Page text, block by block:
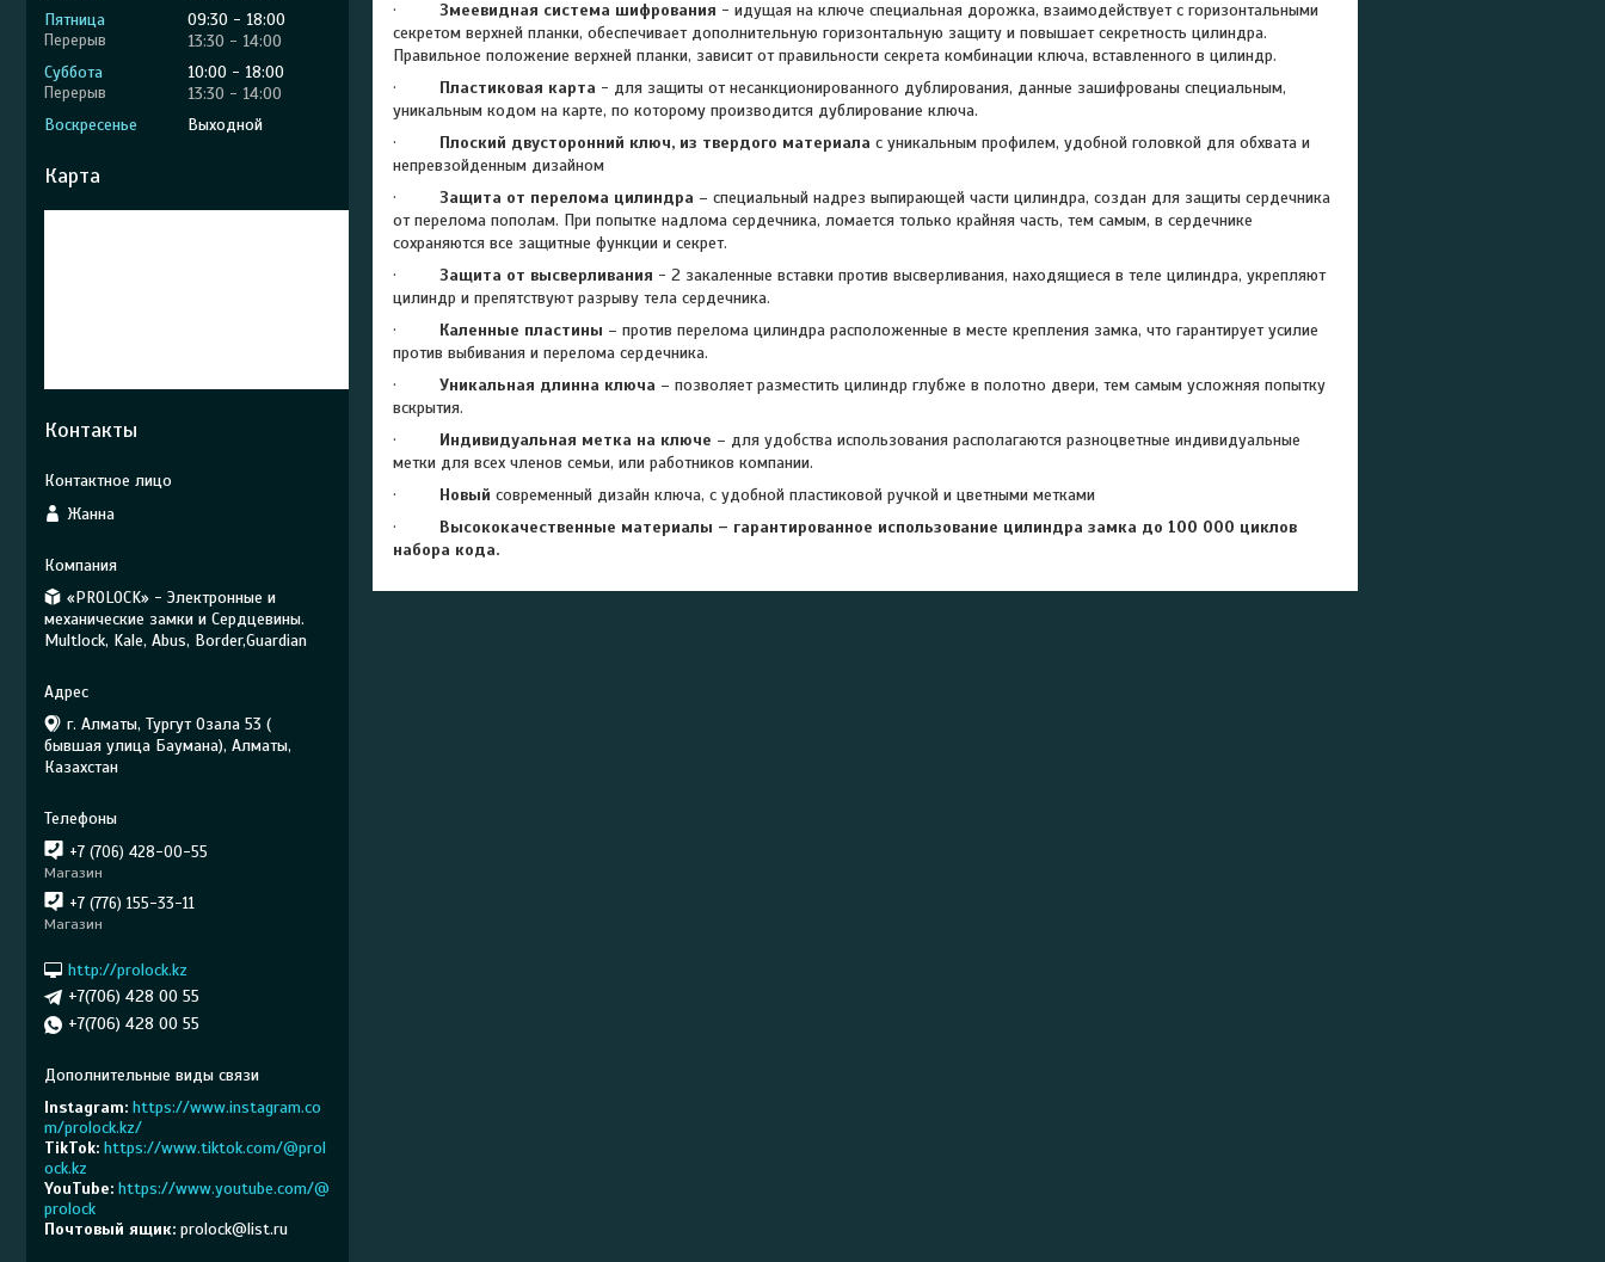
· Змеевидная система шифрования - идущая на ключе специальная дорожка, взаимодействует с горизонтальными
секретом верхней планки, обеспечивает дополнительную горизонтальную защиту и повышает секретность цилиндра.
Правильное положение верхней планки, зависит от правильности секрета комбинации ключа, вставленного в цилиндр.
· Пластиковая карта - для защиты от несанкционированного дублирования, данные зашифрованы специальным,
уникальным кодом на карте, по которому производится дублирование ключа.
· Плоский двусторонний ключ, из твердого материала с уникальным профилем, удобной головкой для обхвата и
непревзойденным дизайном
· Защита от перелома цилиндра – специальный надрез выпирающей части цилиндра, создан для защиты сердечника
от перелома пополам. При попытке надлома сердечника, ломается только крайняя часть, тем самым, в сердечнике
сохраняются все защитные функции и секрет.
· Защита от высверливания - 2 закаленные вставки против высверливания, находящиеся в теле цилиндра, укрепляют
цилиндр и препятствуют разрыву тела сердечника.
· Каленные пластины – против перелома цилиндра расположенные в месте крепления замка, что гарантирует усилие
против выбивания и перелома сердечника.
· Уникальная длинна ключа – позволяет разместить цилиндр глубже в полотно двери, тем самым усложняя попытку
вскрытия.
· Индивидуальная метка на ключе – для удобства использования располагаются разноцветные индивидуальные
метки для всех членов семьи, или работников компании.
· Новый современный дизайн ключа, с удобной пластиковой ручкой и цветными метками
· Высококачественные материалы – гарантированное использование цилиндра замка до 100 000 циклов
набора кода.
Пятница
09:30
18:00
13:30
14:00
Суббота
10:00
18:00
13:30
14:00
Воскресенье
Выходной
Карта
Контакты
Жанна
«PROLOCK» - Электронные и
механические замки и Сердцевины.
Multlock, Kale, Abus, Border,Guardian
г. Алматы, Тургут Озала 53 (
бывшая улица Баумана), Алматы,
Казахстан
+7 (706) 428-00-55
Магазин
+7 (776) 155-33-11
Магазин
http://prolock.kz
+7(706) 428 00 55
+7(706) 428 00 55
Instagram https://www.instagram.co
m/prolock.kz/
TikTok https://www.tiktok.com/@prol
ock.kz
YouTube https://www.youtube.com/@
prolock
Почтовый ящик prolock@list.ru